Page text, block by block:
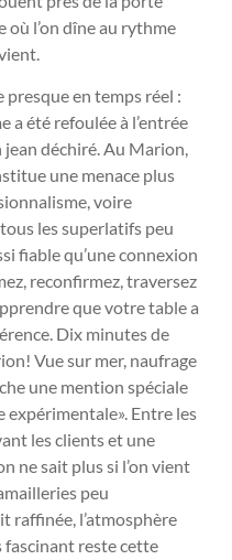
où l’on dîne au rythme
presque en temps réel :
a été refoulée à l’entrée
déchiré. Au Marion,
une menace plus
voire
les superlatifs peu
fiable qu’une connexion
reconfirmez, traversez
que votre table a
Dix minutes de
Vue sur mer, naufrage
une mention spéciale
expérimentale». Entre les
les clients et une
ne sait plus si l’on vient
peu
raffinée, l’atmosphère
fascinant reste cette